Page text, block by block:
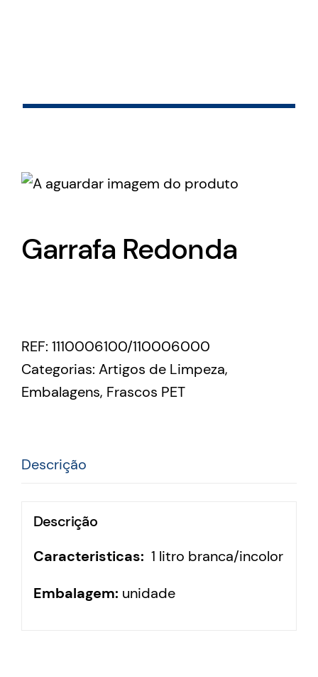
Garrafa Redonda
REF: 1110006100/110006000
Categorias: Artigos de Limpeza,
Embalagens, Frascos PET
Descrição
Descrição
Caracteristicas: 1 litro branca/incolor
Embalagem: unidade